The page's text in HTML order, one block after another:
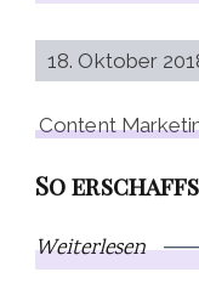
18. Oktober
Content
So
Weiterlesen